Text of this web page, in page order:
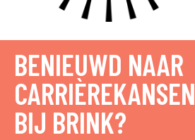
BENIEUWD NAAR
CARRIÈREKANSEN
BIJ BRINK?